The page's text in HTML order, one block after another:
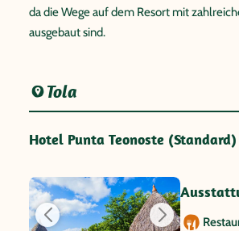
da die Wege auf dem Resort mit
ausgebaut sind.
Tola
Hotel Punta Teonoste (Standard)